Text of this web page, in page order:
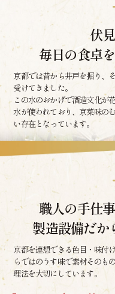
伏
毎日の食卓
京都では昔から井戸を掘り、
受けてきました。
この水のおかげで酒造文化が
水が使われており、京菜味の
い存在となっています。
職人の手仕
製造設備だか
京都を連想できる色目・味付
らではのうす味で素材そのも
理法を大切にしています。